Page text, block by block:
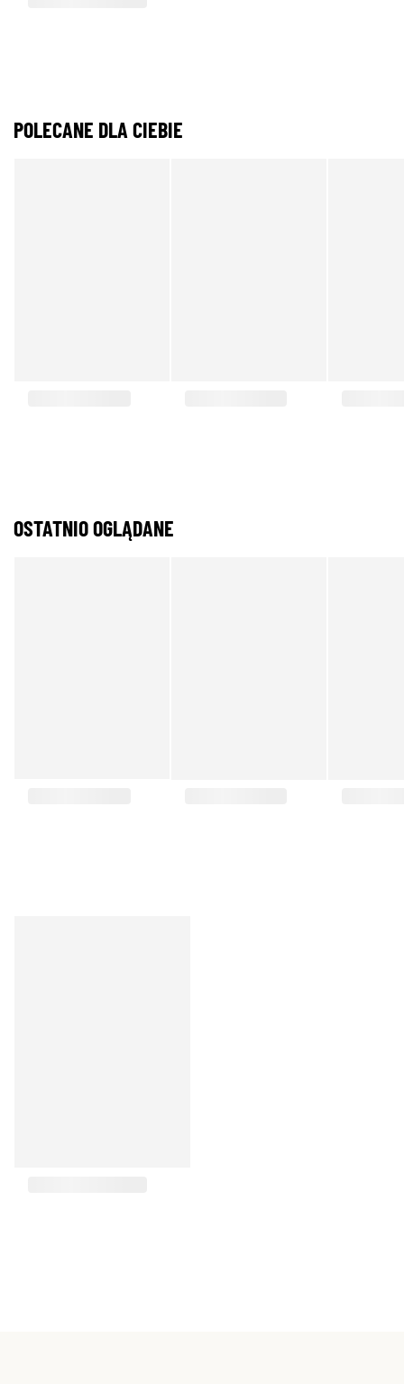
POLECANE DLA CIEBIE
OSTATNIO OGLĄDANE